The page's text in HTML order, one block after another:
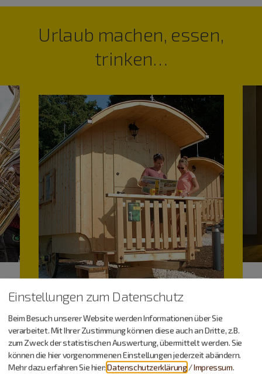
Urlaub machen, essen,
trinken…
Camping & Co.
Einstellungen zum Datenschutz
Beim Besuch unserer Website werden Informationen über Sie
verarbeitet. Mit Ihrer Zustimmung können diese auch an Dritte, z.B.
zum Zweck der statistischen Auswertung, übermittelt werden. Sie
können die hier vorgenommenen Einstellungen jederzeit abändern.
Mehr dazu erfahren Sie hier:Datenschutzerklärung /Impressum.